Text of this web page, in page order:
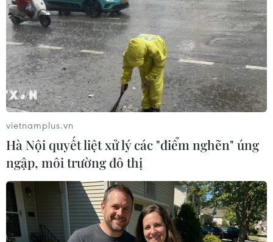
Cảnh báo virus SARS-CoV-2 có
thể xuất hiện theo mùa
26/03/2020 07:49
vietnamplus.vn
Hà Nội quyết liệt xử lý các "điểm nghẽn" úng
ngập, môi trường đô thị